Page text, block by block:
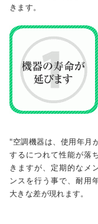
きます。
"空調機器は、使用年月
するにつれて性能が落
きますが、定期的なメ
ンスを行う事で、耐用
大きな差が現れます。